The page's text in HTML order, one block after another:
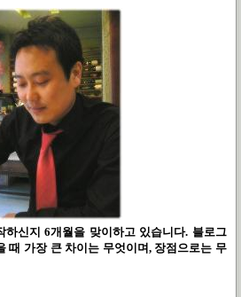
하신지 6개월을 맞이하고 있습니다. 블로그
때 가장 큰 차이는 무엇이며, 장점으로는 무